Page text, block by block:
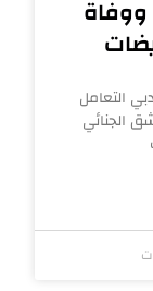
التعامل
الجنائي